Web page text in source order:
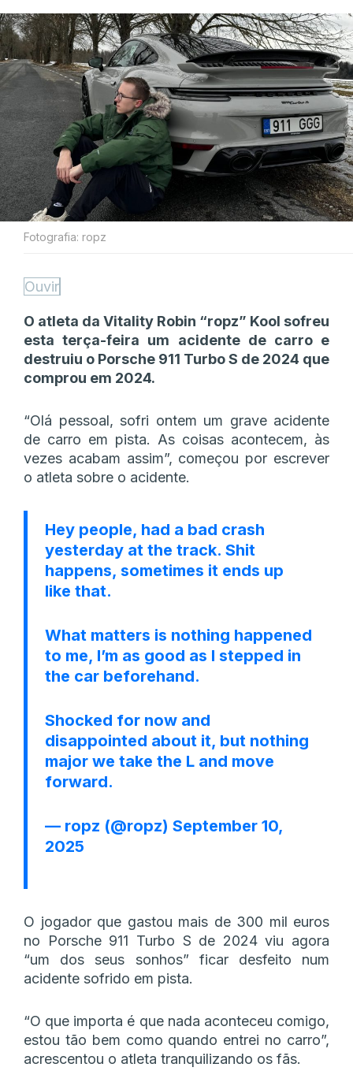
Fotografia: ropz
Ouvir
O atleta da Vitality Robin “ropz” Kool sofreu
esta terça-feira um acidente de carro e
destruiu o Porsche 911 Turbo S de 2024 que
comprou em 2024.
“Olá pessoal, sofri ontem um grave acidente
de carro em pista. As coisas acontecem, às
vezes acabam assim”, começou por escrever
o atleta sobre o acidente.
Hey people, had a bad crash
yesterday at the track. Shit
happens, sometimes it ends up
like that.
What matters is nothing happened
to me, I’m as good as I stepped in
the car beforehand.
Shocked for now and
disappointed about it, but nothing
major we take the L and move
forward.
— ropz (@ropz) September 10,
2025
O jogador que gastou mais de 300 mil euros
no Porsche 911 Turbo S de 2024 viu agora
“um dos seus sonhos” ficar desfeito num
acidente sofrido em pista.
“O que importa é que nada aconteceu comigo,
estou tão bem como quando entrei no carro”,
acrescentou o atleta tranquilizando os fãs.